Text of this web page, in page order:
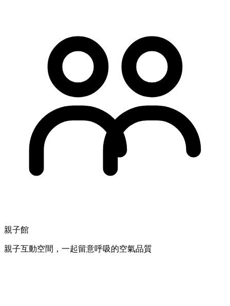
親子館
親子互動空間，一起留意呼吸的空氣品質